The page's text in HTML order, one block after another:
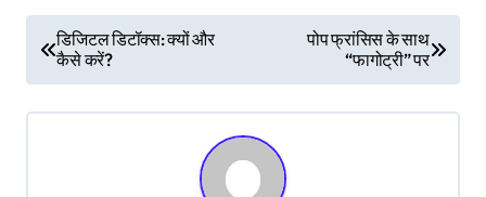
P
o
s
डिजिटल डिटॉक्स: क्यों और
कैसे करें?
पोप फ्रांसिस के साथ
“फागोट्री” पर